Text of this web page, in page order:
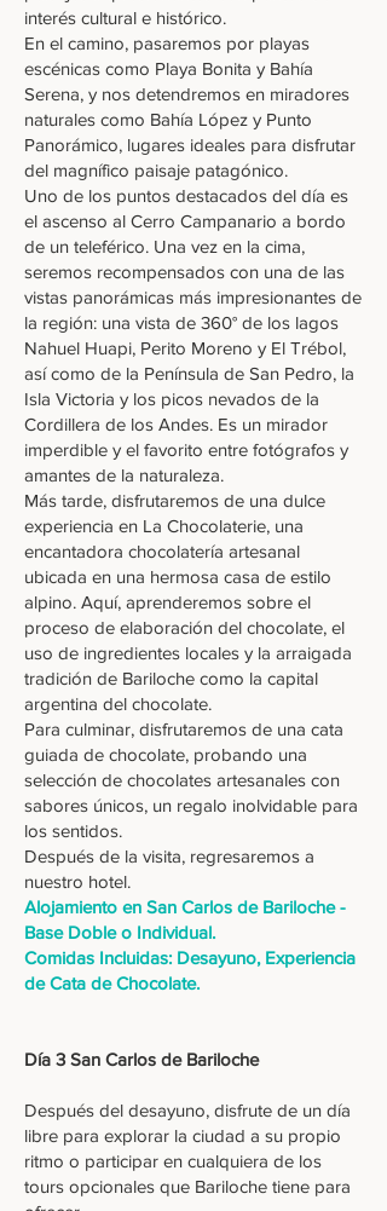
interés cultural e histórico.
En el camino, pasaremos por playas
escénicas como Playa Bonita y Bahía
Serena, y nos detendremos en miradores
naturales como Bahía López y Punto
Panorámico, lugares ideales para disfrutar
del magnífico paisaje patagónico.
Uno de los puntos destacados del día es
el ascenso al Cerro Campanario a bordo
de un teleférico. Una vez en la cima,
seremos recompensados con una de las
vistas panorámicas más impresionantes de
la región: una vista de 360° de los lagos
Nahuel Huapi, Perito Moreno y El Trébol,
así como de la Península de San Pedro, la
Isla Victoria y los picos nevados de la
Cordillera de los Andes. Es un mirador
imperdible y el favorito entre fotógrafos y
amantes de la naturaleza.
Más tarde, disfrutaremos de una dulce
experiencia en La Chocolaterie, una
encantadora chocolatería artesanal
ubicada en una hermosa casa de estilo
alpino. Aquí, aprenderemos sobre el
proceso de elaboración del chocolate, el
uso de ingredientes locales y la arraigada
tradición de Bariloche como la capital
argentina del chocolate.
Para culminar, disfrutaremos de una cata
guiada de chocolate, probando una
selección de chocolates artesanales con
sabores únicos, un regalo inolvidable para
los sentidos.
Después de la visita, regresaremos a
nuestro hotel.
Alojamiento en San Carlos de Bariloche -
Base Doble o Individual.
Comidas Incluidas: Desayuno, Experiencia
de Cata de Chocolate.
Día 3 San Carlos de Bariloche
Después del desayuno, disfrute de un día
libre para explorar la ciudad a su propio
ritmo o participar en cualquiera de los
tours opcionales que Bariloche tiene para